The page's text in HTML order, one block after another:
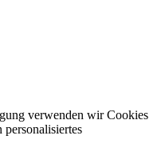
verwenden wir Cookies